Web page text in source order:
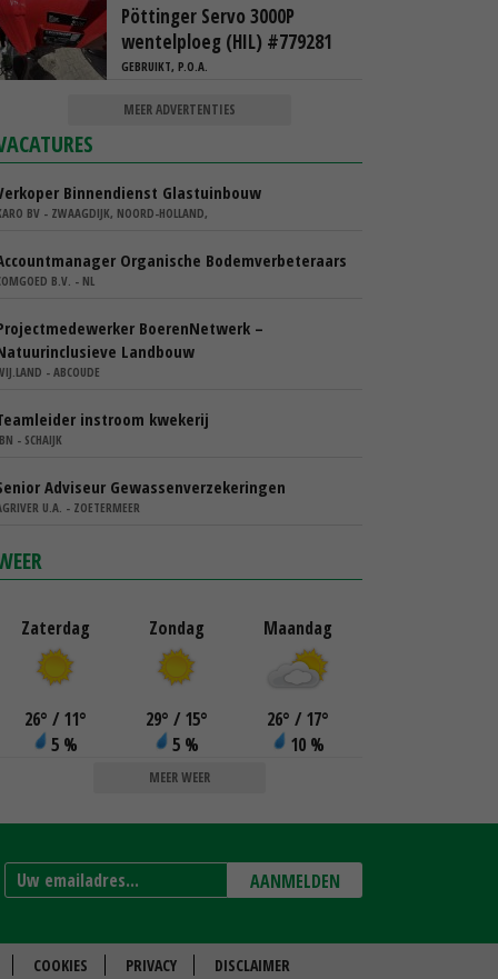
Pöttinger Servo 3000P
wentelploeg (HIL) #779281
GEBRUIKT, P.O.A.
MEER ADVERTENTIES
Binnendienst Glastuinbouw
BV - ZWAAGDIJK, NOORD-HOLLAND,
Organische Bodemverbeteraars
B.V. - NL
BoerenNetwerk –
Landbouw
- ABCOUDE
instroom kwekerij
- SCHAIJK
Adviseur Gewassenverzekeringen
U.A. - ZOETERMEER
Zaterdag
26° / 11°
5 %
Zondag
29° / 15°
5 %
Maandag
26° / 17°
10 %
MEER WEER
AANMELDEN
COOKIES PRIVACY DISCLAIMER